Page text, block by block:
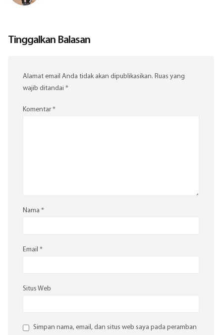
Tinggalkan Balasan
Alamat email Anda tidak akan dipublikasikan. Ruas yang
wajib ditandai *
Komentar*
Nama *
Email *
Situs Web
Simpan nama, email, dan situs web saya pada peramban